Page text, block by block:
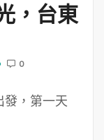
，台東
0
發，第一天